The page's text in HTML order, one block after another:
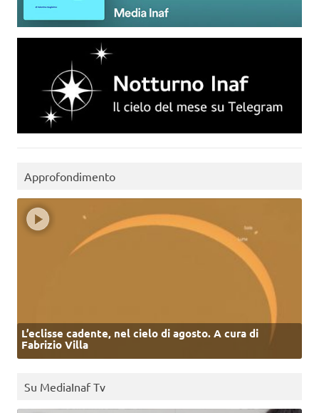
Approfondimento
L’eclisse cadente, nel cielo di agosto. A cura di
Fabrizio Villa
Su MediaInaf Tv